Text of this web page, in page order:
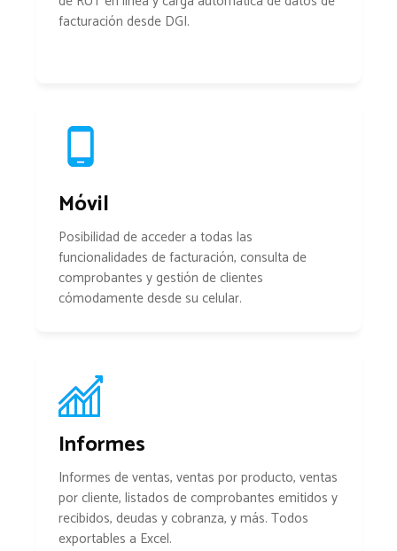
facturación desde DGI.
Móvil
Posibilidad de acceder a todas las
funcionalidades de facturación, consulta de
comprobantes y gestión de clientes
cómodamente desde su celular.
Informes
Informes de ventas, ventas por producto, ventas
por cliente, listados de comprobantes emitidos y
recibidos, deudas y cobranza, y más. Todos
exportables a Excel.